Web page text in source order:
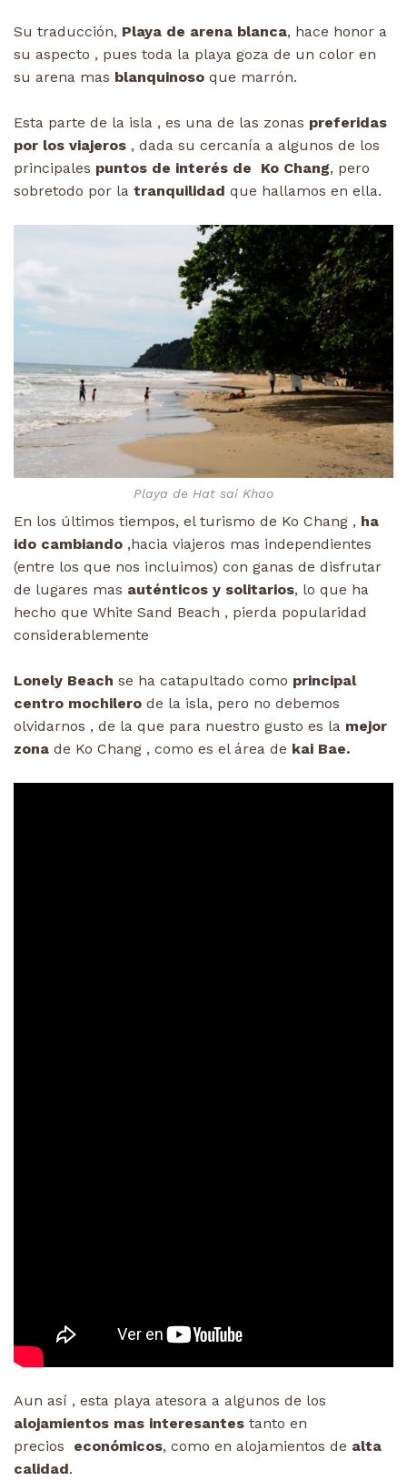
Su traducción, Playa de arena blanca, hace honor a
su aspecto , pues toda la playa goza de un color en
su arena mas blanquinoso que marrón.
Esta parte de la isla , es una de las zonas preferidas
por los viajeros , dada su cercanía a algunos de los
principales puntos de interés de Ko Chang, pero
sobretodo por la tranquilidad que hallamos en ella.
Playa de Hat sai Khao
En los últimos tiempos, el turismo de Ko Chang , ha
ido cambiando ,hacia viajeros mas independientes
(entre los que nos incluimos) con ganas de disfrutar
de lugares mas auténticos y solitarios, lo que ha
hecho que White Sand Beach , pierda popularidad
considerablemente
Lonely Beach se ha catapultado como principal
centro mochilero de la isla, pero no debemos
olvidarnos , de la que para nuestro gusto es la mejor
zona de Ko Chang , como es el área de kai Bae.
Aun así , esta playa atesora a algunos de los
alojamientos mas interesantes tanto en
precios económicos, como en alojamientos de alta
calidad.